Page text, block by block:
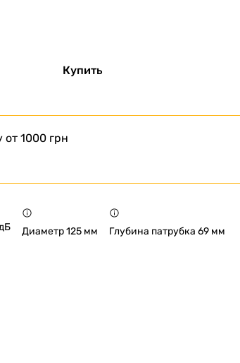
Купить
1000 грн
Диаметр 125 мм Глубина патрубка 69 мм